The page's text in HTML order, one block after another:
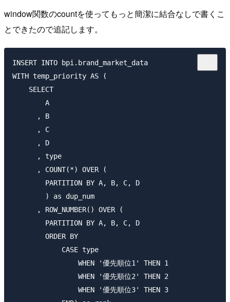
window関数のcountを使ってもっと簡潔に結合なしで書くこ
とできたので追記します。
INSERT INTO bpi.brand_market_data
WITH temp_priority AS (
    SELECT
        A
      , B
      , C
      , D
      , type
      , COUNT(*) OVER (
        PARTITION BY A, B, C, D
        ) as dup_num
      , ROW_NUMBER() OVER (
        PARTITION BY A, B, C, D
        ORDER BY
            CASE type
                WHEN '優先順位1' THEN 1
                WHEN '優先順位2' THEN 2
                WHEN '優先順位3' THEN 3